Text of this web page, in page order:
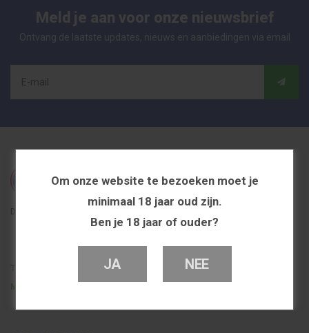
Om onze website te bezoeken moet je
minimaal 18 jaar oud zijn.
Ben je 18 jaar of ouder?
JA NEE
Meld je aan voor onze nieuwsbrief
Ontvang de laatste updates, nieuws en aanbiedingen via email
De beste en voordeligste vapeshop in Nederland
Telefoon
0251 839 447